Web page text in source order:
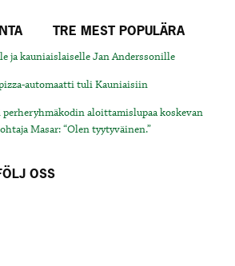
TRE MEST POPULÄRA
ja kauniaislaiselle Jan Anderssonille
automaatti tuli Kauniaisiin
aloittamislupaa koskevan
Masar: “Olen tyytyväinen.”
OSS